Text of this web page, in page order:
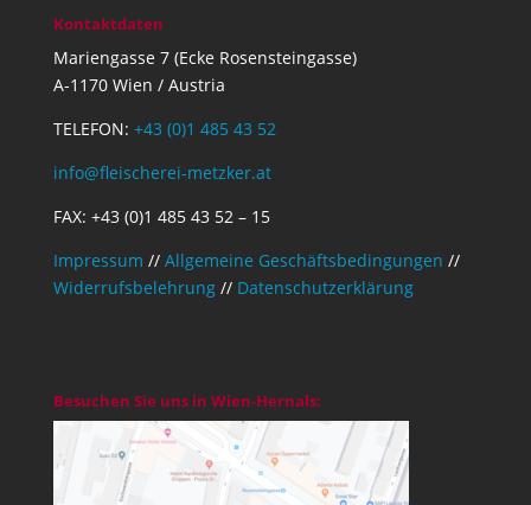
Kontaktdaten
Mariengasse 7 (Ecke Rosensteingasse)
A-1170 Wien / Austria
TELEFON: +43 (0)1 485 43 52
info@fleischerei-metzker.at
FAX: +43 (0)1 485 43 52 – 15
Impressum // Allgemeine Geschäftsbedingungen //
Widerrufsbelehrung// Datenschutzerklärung
Besuchen Sie uns in Wien-Hernals: